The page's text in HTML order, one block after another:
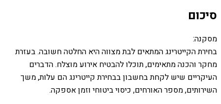
סיכום
מסקנה:
בחירת הקייטרינג המתאים לבת מצווה היא החלטה חשובה. בעזרת
מחקר והכנה מתאימים, תוכלו להבטיח אירוע מוצלח. הדברים
העיקריים שיש לקחת בחשבון בבחירת קייטרינג הם עלות, משך
השירותים, מספר האורחים, כיסוי ביטוחי וזמן אספקה.